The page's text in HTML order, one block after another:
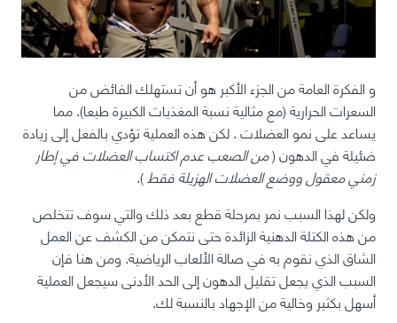
والفكرة العامة من الجزء الأكبر هو أن تستهلك الفائض من
السعرات الحرارية (مع مثاليةنسبة المغذيات الكبيرةطبعا). مما
يساعد على نمو العضلات. لكن هذه العملية تؤدي بالفعل إلى زيادة
ضئيلة في الدهون (من الصعب عدم اكتساب العضلات في إطار
زمني معقول ووضع العضلات الهزيلة فقط).
ولكن لهذا السبب نمر بمرحلة قطع بعد ذلك والتي سوف تتخلص
من هذه الكتلة الدهنية الزائدة حتى نتمكن من الكشف عن العمل
الشاق الذي نقوم به في صالة الألعاب الرياضية. ومن هنا فإن
السبب الذي يجعل تقليل الدهون إلى الحد الأدنى سيجعل العملية
أسهل بكثير وخالية من الإجهاد بالنسبة لك.